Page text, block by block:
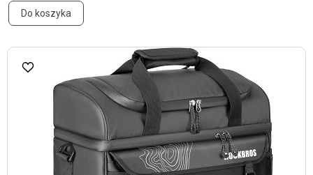
Do koszyka